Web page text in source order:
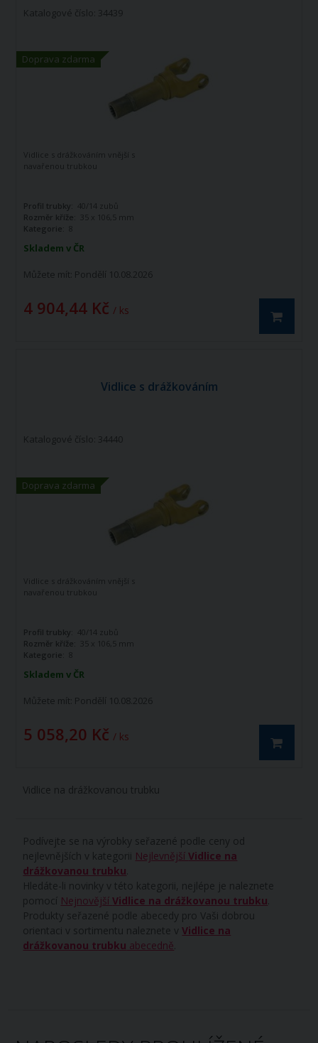
Doprava zdarma
Katalogové číslo: 34439
Skladem v ČR
Můžete mít: Pondělí 10.08.2026
4 904,44 Kč / ks
Vidlice s drážkováním vnější s
navařenou trubkou
Profil trubky:
40/14 zubů
Rozměr kříže:
35 x 106,5 mm
Kategorie:
Vidlice s drážkováním
Doprava zdarma
Katalogové číslo: 34440
Skladem v ČR
Můžete mít: Pondělí 10.08.2026
5 058,20 Kč / ks
Vidlice s drážkováním vnější s
navařenou trubkou
Profil trubky:
40/14 zubů
Rozměr kříže:
35 x 106,5 mm
Kategorie:
Vidlice na drážkovanou trubku
Podívejte se na výrobky seřazené podle ceny od
nejlevnějších v kategorii NejlevnějšíVidlice na
drážkovanou trubku
Hledáte-li novinky v této kategorii, nejlépe je naleznete
pomocí NejnovějšíVidlice na drážkovanou trubku
Produkty seřazené podle abecedy pro Vaši dobrou
orientaci v sortimentu naleznete vVidlice na
drážkovanou trubku abecedně